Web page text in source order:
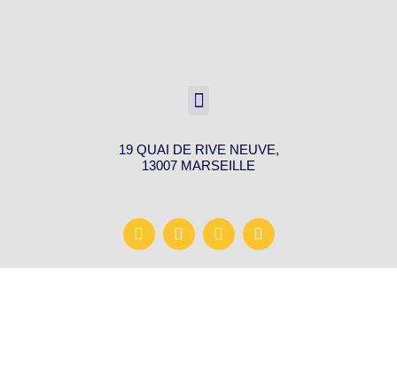
19 QUAI DE RIVE NEUVE,
13007 MARSEILLE